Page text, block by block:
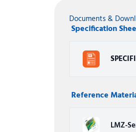
Documents &
Specification
Reference
LMZ-